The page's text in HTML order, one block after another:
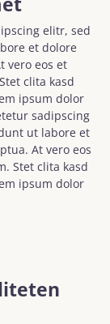
elitr, sed
et dolore
vero eos et
clita kasd
ipsum dolor
sadipscing
ut labore et
At vero eos
Stet clita kasd
ipsum dolor